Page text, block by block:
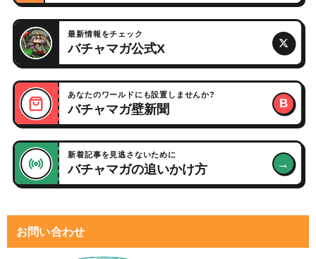
最新情報をチェック
バチャマガ公式X
あなたのワールドにも設置しませんか?
バチャマガ壁新聞 B
新着記事を見逃さないために
バチャマガの追いかけ方 →
お問い合わせ